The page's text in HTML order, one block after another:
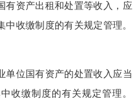
资产出租和处置等收入，应
收缴制度的有关规定管理。
单位国有资产的处置收入应当
收缴制度的有关规定管理。